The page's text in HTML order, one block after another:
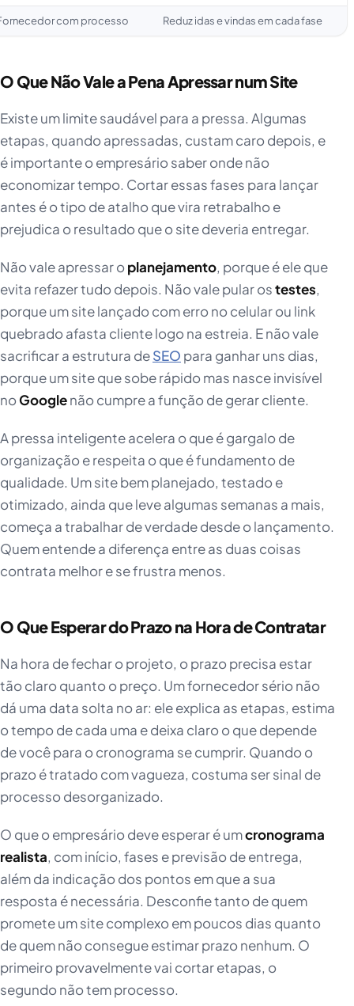
com processo Reduz idas e vindas em cada fase
O Que Não Vale a Pena Apressar num Site
Existe um limite saudável para a pressa. Algumas
etapas, quando apressadas, custam caro depois, e
é importante o empresário saber onde não
economizar tempo. Cortar essas fases para lançar
antes é o tipo de atalho que vira retrabalho e
prejudica o resultado que o site deveria entregar.
Não vale apressar oplanejamento, porque é ele que
evita refazer tudo depois. Não vale pular ostestes,
porque um site lançado com erro no celular ou link
quebrado afasta cliente logo na estreia. E não vale
sacrificar a estrutura deSEO para ganhar uns dias,
porque um site que sobe rápido mas nasce invisível
noGooglenão cumpre a função de gerar cliente.
A pressa inteligente acelera o que é gargalo de
organização e respeita o que é fundamento de
qualidade. Um site bem planejado, testado e
otimizado, ainda que leve algumas semanas a mais,
começa a trabalhar de verdade desde o lançamento.
Quem entende a diferença entre as duas coisas
contrata melhor e se frustra menos.
O Que Esperar do Prazo na Hora de Contratar
Na hora de fechar o projeto, o prazo precisa estar
tão claro quanto o preço. Um fornecedor sério não
dá uma data solta no ar: ele explica as etapas, estima
o tempo de cada uma e deixa claro o que depende
de você para o cronograma se cumprir. Quando o
prazo é tratado com vagueza, costuma ser sinal de
processo desorganizado.
O que o empresário deve esperar é umcronograma
realista, com início, fases e previsão de entrega,
além da indicação dos pontos em que a sua
resposta é necessária. Desconfie tanto de quem
promete um site complexo em poucos dias quanto
de quem não consegue estimar prazo nenhum. O
primeiro provavelmente vai cortar etapas, o
segundo não tem processo.